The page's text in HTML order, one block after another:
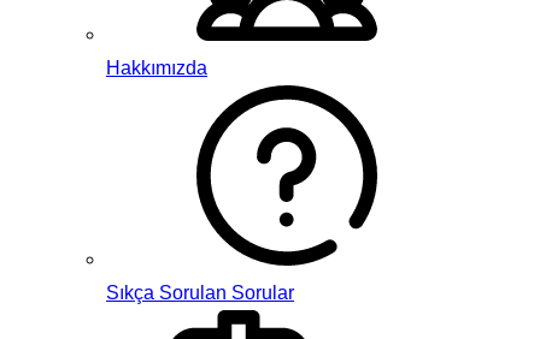
Hakkımızda
Sıkça Sorulan Sorular